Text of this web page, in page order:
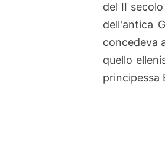
del II
dell'antica
concedeva
quello
principessa